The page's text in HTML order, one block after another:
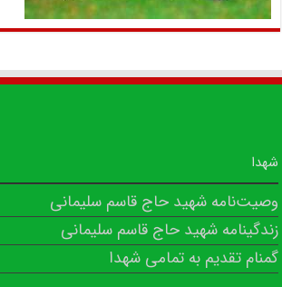
شهدا
وصیت‌نامه شهید حاج قاسم سلیمانی
زندگینامه شهید حاج قاسم سلیمانی
گمنام تقدیم به تمامی شهدا